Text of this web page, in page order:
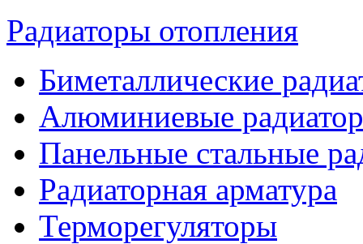
Радиаторы отопления
Биметаллические
Алюминиевые
Панельные стальные
Радиаторная арматура
Терморегуляторы